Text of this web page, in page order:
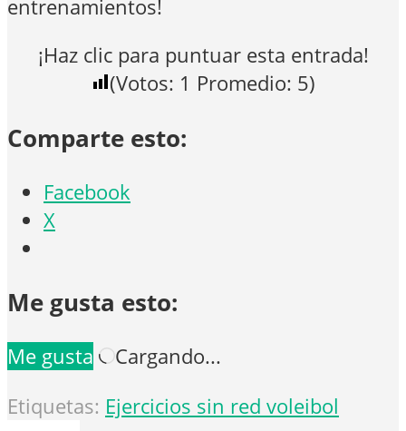
entrenamientos!
¡Haz clic para puntuar esta entrada!
(Votos: 1 Promedio: 5)
Comparte esto:
Facebook
X
Me gusta esto:
Me gusta
Cargando...
Etiquetas: Ejercicios sin red voleibol